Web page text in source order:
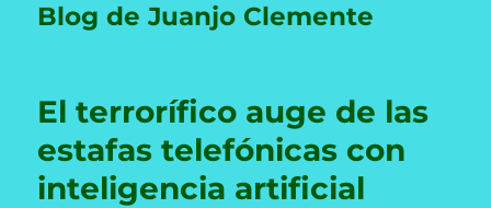
Blog de Juanjo Clemente
El terrorífico auge de las
estafas telefónicas con
inteligencia artificial